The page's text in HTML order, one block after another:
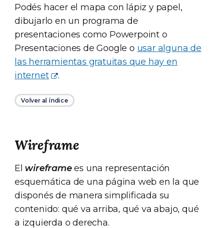
Podés hacer el mapa con lápiz y papel,
dibujarlo en un programa de
presentaciones como Powerpoint o
Presentaciones de Google o usar alguna de
las herramientas gratuitas que hay en
internet
.
Volver al índice
Wireframe
El wireframees una representación
esquemática de una página web en la que
disponés de manera simplificada su
contenido: qué va arriba, qué va abajo, qué
a izquierda o derecha.